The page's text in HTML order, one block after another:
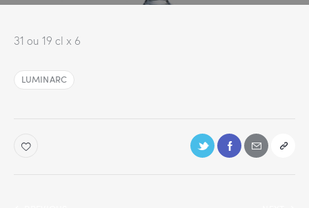
31 ou 19 cl x 6
LUMINARC